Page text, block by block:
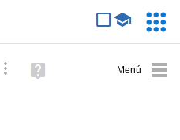
Búsqueda avanzada
Ayuda
(en